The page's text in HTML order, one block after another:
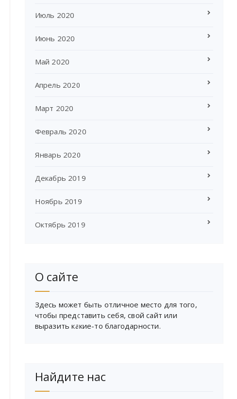
Июль 2020
Июнь 2020
Май 2020
Апрель 2020
Март 2020
Февраль 2020
Январь 2020
Декабрь 2019
Ноябрь 2019
Октябрь 2019
О сайте
Здесь может быть отличное место для того,
чтобы представить себя, свой сайт или
выразить какие-то благодарности.
Найдите нас